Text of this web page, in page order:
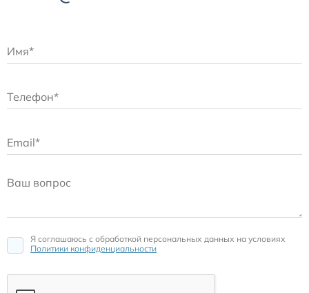
Я соглашаюсь c обработкой персональных данных на условиях
Политики конфиденциальности